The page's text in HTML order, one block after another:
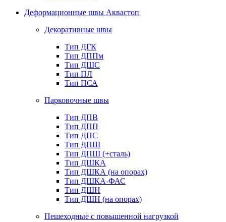
Деформационные швы Аквастоп
Декоративные швы
Тип ДГК
Тип ДППм
Тип ДШС
Тип ПЛ
Тип ПСА
Парковочные швы
Тип ДПВ
Тип ДПП
Тип ДПС
Тип ДПШ
Тип ДПШ (+сталь)
Тип ДШКА
Тип ДШКА (на опорах)
Тип ДШКА-ФАС
Тип ДШН
Тип ДШН (на опорах)
Пешеходные с повышенной нагрузкой